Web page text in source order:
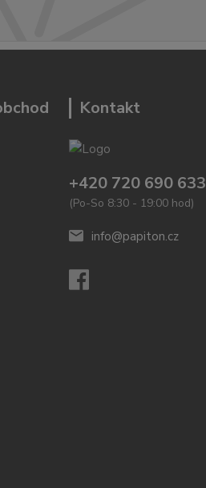
Kontakt
+420 720 690 633
(Po-So 8:30 - 19:00 hod)
info@papiton.cz